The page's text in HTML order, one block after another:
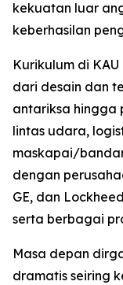
kekuatan luar
keberhasilan
Kurikulum di
dari desain dan
antariksa hingga
lintas udara,
maskapai/
dengan
GE, dan
serta berbagai
Masa depan
dramatis seiring